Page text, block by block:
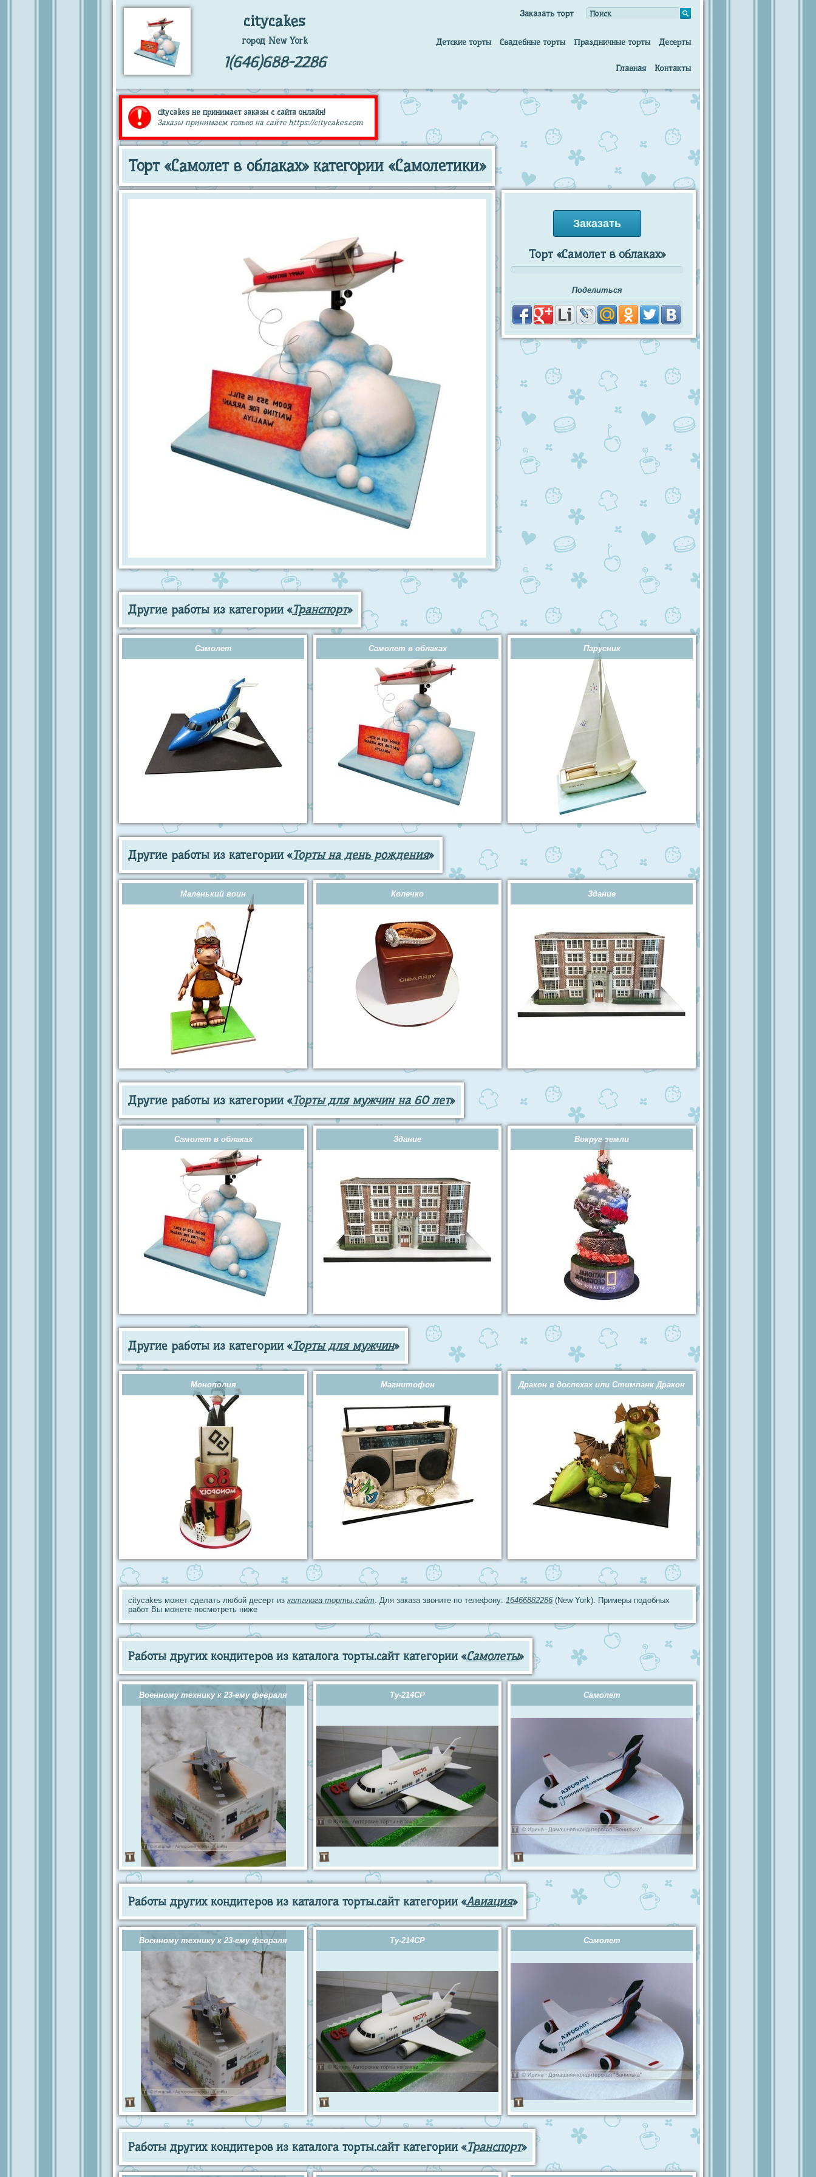
citycakes
город New York
1(646)688-2286
Заказать торт
Детские торты Свадебные торты Праздничные торты Десерты
Главная Контакты
citycakes не принимает заказы с сайта онлайн!
Заказы принимаем только на сайте https://citycakes.com
Торт «Самолет в облаках» категории «Самолетики»
Заказать
Торт «Самолет в облаках»
Поделиться
Другие работы из категории «Транспорт»
Самолет Самолет в облаках Парусник
Другие работы из категории «Торты на день рождения»
Маленький воин Колечко Здание
Другие работы из категории «Торты для мужчин на 60 лет»
Самолет в облаках Здание Вокруг земли
Другие работы из категории «Торты для мужчин»
Монополия Магнитофон Дракон в доспехах или Стимпанк Дракон
citycakes может сделать любой десерт из каталога торты.сайт. Для заказа звоните по телефону: 16466882286 (New York). Примеры подобных
работ Вы можете посмотреть ниже
Работы других кондитеров из каталога торты.сайт категории «Самолеты»
Военному технику к 23-ему февраля Ту-214СР Самолет
Работы других кондитеров из каталога торты.сайт категории «Авиация»
Военному технику к 23-ему февраля Ту-214СР Самолет
Работы других кондитеров из каталога торты.сайт категории «Транспорт»